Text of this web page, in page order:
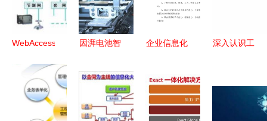
WebAccess
太湖流域水
务信息化工
程中的应用
因湃电池智
竣工 P58微
晶超能电芯
下线，引领
企业信息化
位描述、岗
位职责与任
职要求详解
深入认识工